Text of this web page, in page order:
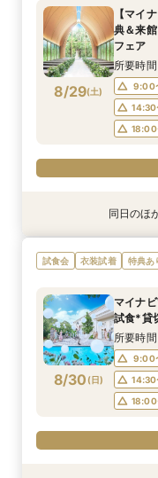
8/28(金)
11:00
14:00
18:00
8/28(金)
11:00
14:00
18:00
8/28(金)
11:00
14:00
18:00
8/28(金)
11:00
14:00
18:00
8/29(土)
【マイ
典＆来
フェア
所要時
9:00
14:30
18:00
特典あり 動画あ
8/29(土 )
＜初め
たり相談
9:00
14:30
18:00
特典あり
8/29(土 )
【特別
準備安心
9:00
14:30
18:00
特典あり
8/29(土 )
【料理
てなし料
9:00
14:30
18:00
8/29(土 )
【60分
学にも◎
9:00
14:30
18:00
特典あり
8/29(土 )
【全館
宴フェア
9:00
14:30
18:00
8/29(土 )
【遠方
豪華5大
9:00
14:30
18:00
特典あり
8/29(土 )
【10名
エディン
9:00
14:15
18:00
特典あり
8/29(土 )
【カメ
フォト婚
9:00
14:30
18:00
同日のほ
試食会 衣装試着 特典あ
8/30 (日)
マイナ
試食*貸
所要時
9:00
14:30
18:00